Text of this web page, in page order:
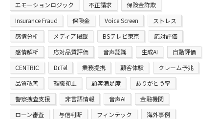
エモーションロジック
不正請求
保険金詐欺
Insurance Fraud
保険金 Voice Screen
ストレス
感情分析
メディア掲載 BSテレビ東京
応対評価
感情解析
応対品質評価 音声認識 生成AI
自動評価
CENTRIC
Dr.Tel 業務提携 顧客体験
クレーム予兆
品質改善
離職抑止 顧客満足度
ありがとう率
警察捜査支援
非言語情報 音声AI
金融機関
ローン審査
与信判断 フィンテック
海外事例